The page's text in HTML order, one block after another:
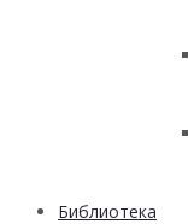
Библиотека